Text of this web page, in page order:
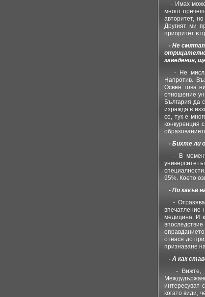
- Имах може
много
авторитет,
Другият ми
приоритет в
- Не смятате
заведения,
- Не мисля.
Напротив.
Освен това
отношение
България да
изражда в
се, тук е
конкуренция
- Бихте ли
- В момента
95%. Което
- По какъв
- Отразява
впечатление
медицина. И
отнася до
признаване
- А как
- Вижте,
интересуват
когато види,